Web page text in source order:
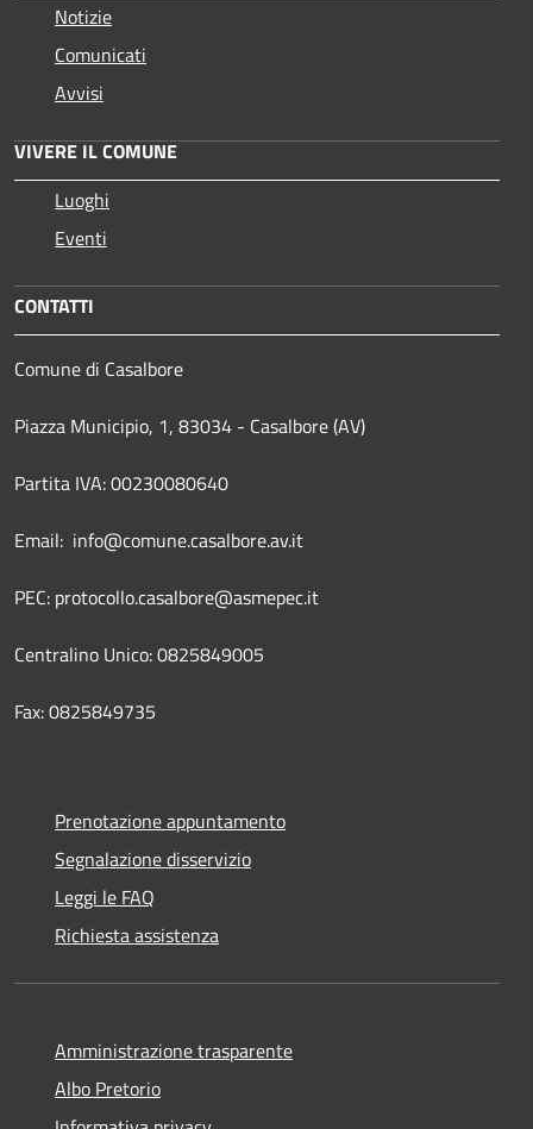
Notizie
Comunicati
Avvisi
VIVERE IL COMUNE
Luoghi
Eventi
CONTATTI
Comune di Casalbore
Piazza Municipio, 1, 83034 - Casalbore (AV)
Partita IVA: 00230080640
Email: info@comune.casalbore.av.it
PEC: protocollo.casalbore@asmepec.it
Centralino Unico: 0825849005
Fax: 0825849735
Prenotazione appuntamento
Segnalazione disservizio
Leggi le FAQ
Richiesta assistenza
Amministrazione trasparente
Albo Pretorio